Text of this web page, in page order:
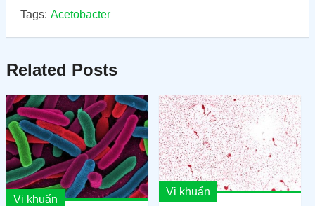
Tags: Acetobacter
Related Posts
Vi khuẩn
Vi khuẩn